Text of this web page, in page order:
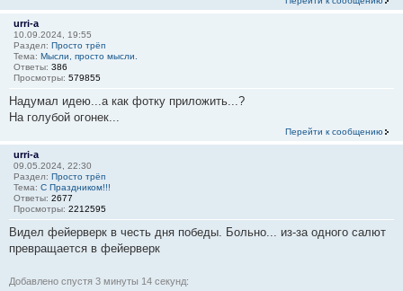
urri-a
10.09.2024, 19:55
Раздел: Просто трёп
Тема: Мысли, просто мысли.
Ответы: 386
Просмотры: 579855
Надумал идею...а как фотку приложить...?
На голубой огонек...
Перейти к сообщению
urri-a
09.05.2024, 22:30
Раздел: Просто трёп
Тема: С Праздником!!!
Ответы: 2677
Просмотры: 2212595
Видел фейерверк в честь дня победы. Больно... из-за одного салют
превращается в фейерверк
Добавлено спустя 3 минуты 14 секунд: